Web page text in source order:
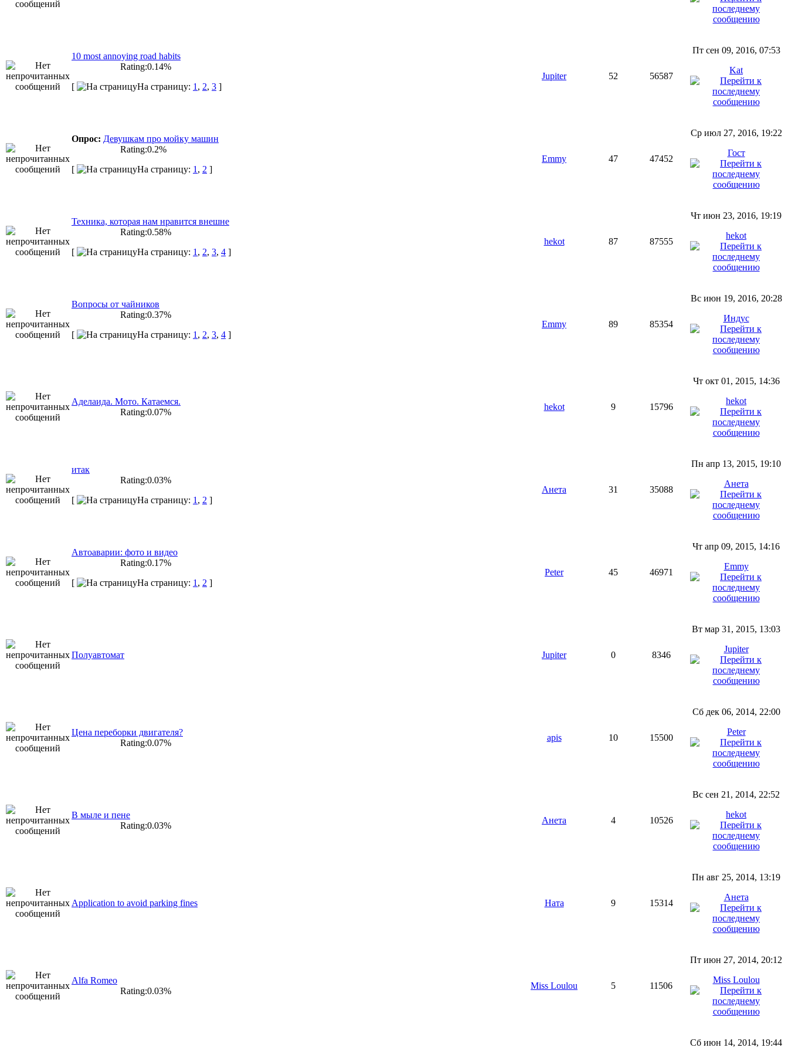
10 most annoying road habits
Rating:0.14%
[
На страницу: 1 , 2, 3 ]
Jupiter 52 56587
Пт сен 09, 2016, 07:53
Kat
Опрос: Девушкам про мойку машин
Rating:0.2%
[
На страницу: 1 , 2 ]
Emmy 47 47452
Ср июл 27, 2016, 19:22
Гост
Техника, которая нам нравится внешне
Rating:0.58%
[
На страницу: 1 , 2, 3, 4 ]
hekot 87 87555
Чт июн 23, 2016, 19:19
hekot
Вопросы от чайников
Rating:0.37%
[
На страницу: 1 , 2, 3, 4 ]
Emmy 89 85354
Вс июн 19, 2016, 20:28
Индус
Аделаида. Мото. Катаемся.
Rating:0.07%
hekot 9 15796
Чт окт 01, 2015, 14:36
hekot
итак
Rating:0.03%
[
На страницу: 1 , 2 ]
Анета 31 35088
Пн апр 13, 2015, 19:10
Анета
Автоаварии: фото и видео
Rating:0.17%
[
На страницу: 1 , 2 ]
Peter 45 46971
Чт апр 09, 2015, 14:16
Emmy
Полуавтомат Jupiter 0 8346
Вт мар 31, 2015, 13:03
Jupiter
Цена переборки двигателя?
Rating:0.07%
apis 10 15500
Сб дек 06, 2014, 22:00
Peter
В мыле и пене
Rating:0.03%
Анета 4 10526
Вс сен 21, 2014, 22:52
hekot
Application to avoid parking fines Ната 9 15314
Пн авг 25, 2014, 13:19
Анета
Alfa Romeo
Rating:0.03%
Miss Loulou 5 11506
Пт июн 27, 2014, 20:12
Miss Loulou
Сб июн 14, 2014, 19:44